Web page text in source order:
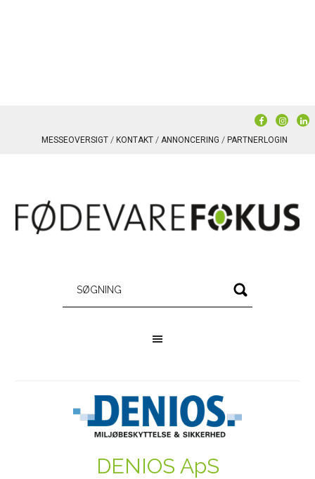
MESSEOVERSIGT KONTAKT ANNONCERING PARTNERLOGIN
DENIOS ApS